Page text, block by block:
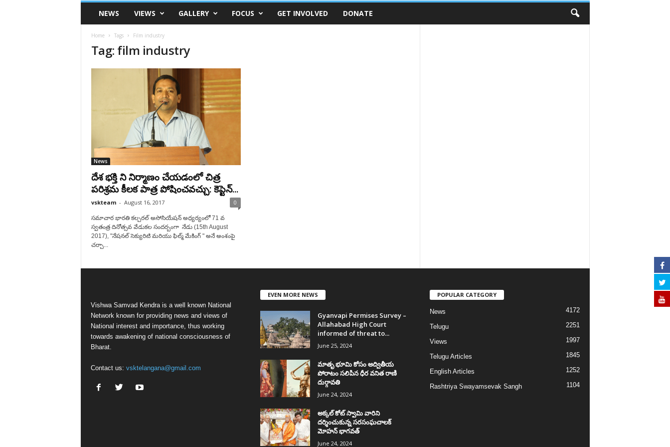
VSK
TelanganaNEWS VIEWS GALLERY FOCUS GET INVOLVED DONATE
Home Tags Film industry
Tag: film industry
News
దేశ భక్తి ని నిర్మాణం చేయడంలో చిత్ర
పరిశ్రమ కీలక పాత్ర పోషించవచ్చు: కెప్టెన్...
vskteam - August 16, 2017 0
సమాచార భారతి కల్చరల్ అసోసియేషన్ అధ్యర్యంలో 71 వ
స్వతంత్ర దినోత్సవ వేడుకల సందర్బంగా నేడు (15th August
2017), "నేషనల్ సెక్యురిటి మరియు ఫిల్మ్ మేకింగ్ " అనే అంశంపై
చర్చా...
Vishwa Samvad Kendra is a well known National
Network known for providing news and views of
National interest and importance, thus working
towards awakening of national consciousness of
Bharat.
Contact us: vsktelangana@gmail.com
EVEN MORE NEWS
Gyanvapi Permises Survey –
Allahabad High Court
informed of threat to...
June 25, 2024
మాతృ భూమి కోసం అద్వితీయ
పోరాటం సలిపిన ధీర వనిత రాణి
దుర్గావతి
June 24, 2024
అక్కల్‌ కోట్‌ స్వామి వారిని
దర్శించుకున్న సరసంఘచాలక్
మోహన్ భాగవత్
June 24, 2024
POPULAR CATEGORY
News 4172
Telugu 2251
Views 1997
Telugu Articles 1845
English Articles 1252
Rashtriya Swayamsevak Sangh 1104